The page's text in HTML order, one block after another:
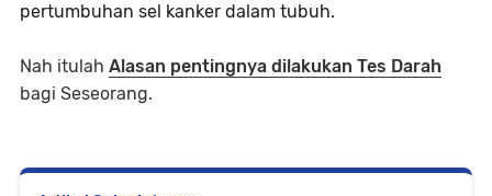
pertumbuhan sel kanker dalam tubuh.
Nah itulah Alasan pentingnya dilakukan Tes Darah
bagi Seseorang.